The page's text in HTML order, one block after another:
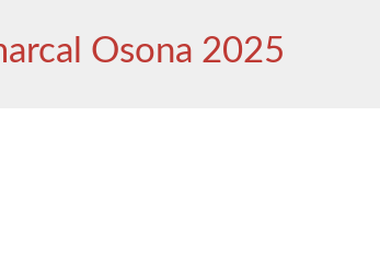
Osona 2025